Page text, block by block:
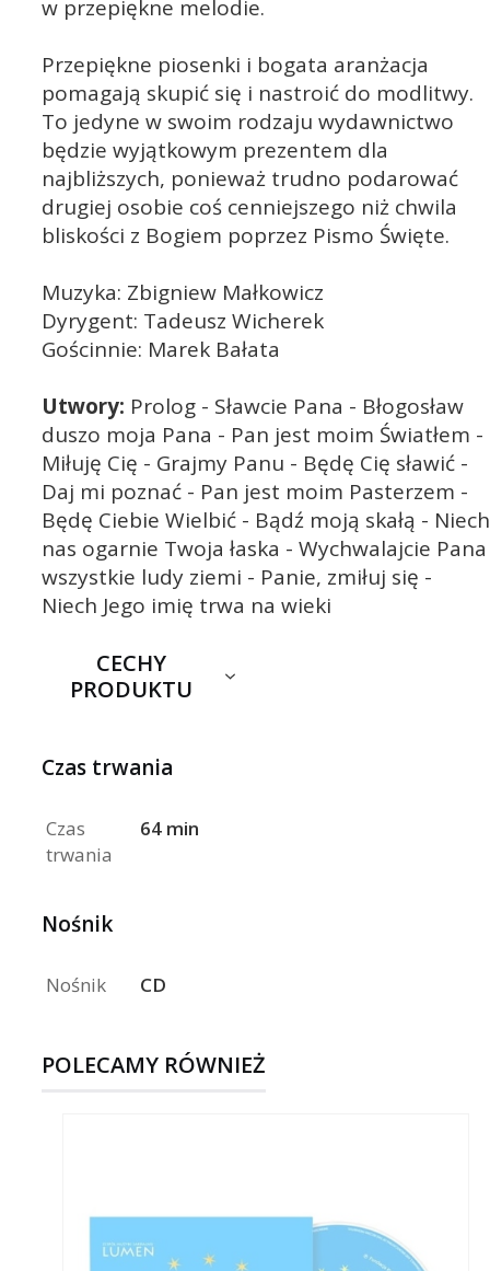
w przepiękne melodie.
Przepiękne piosenki i bogata aranżacja
pomagają skupić się i nastroić do modlitwy.
To jedyne w swoim rodzaju wydawnictwo
będzie wyjątkowym prezentem dla
najbliższych, ponieważ trudno podarować
drugiej osobie coś cenniejszego niż chwila
bliskości z Bogiem poprzez Pismo Święte.
Muzyka: Zbigniew Małkowicz
Dyrygent: Tadeusz Wicherek
Gościnnie: Marek Bałata
Utwory: Prolog - Sławcie Pana - Błogosław
duszo moja Pana - Pan jest moim Światłem -
Miłuję Cię - Grajmy Panu - Będę Cię sławić -
Daj mi poznać - Pan jest moim Pasterzem -
Będę Ciebie Wielbić - Bądź moją skałą - Niech
nas ogarnie Twoja łaska - Wychwalajcie Pana
wszystkie ludy ziemi - Panie, zmiłuj się -
Niech Jego imię trwa na wieki
CECHY
PRODUKTU
Czas trwania
Czas
trwania
64 min
Nośnik
Nośnik CD
POLECAMY RÓWNIEŻ